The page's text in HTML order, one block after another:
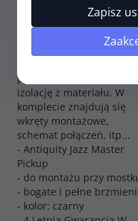
do przetwornika przy
szyjce, co zapewnia
bezszumową pracę w
przypadku użycia dwóch
połączeniowe posiadają
izolację z materiału. W
komplecie znajdują się
wkręty montażowe,
schemat połączeń, itp...
- Antiquity Jazz Master
Pickup
- do montażu przy
- bogate i pełne
- kolor: czarny
Zapisz